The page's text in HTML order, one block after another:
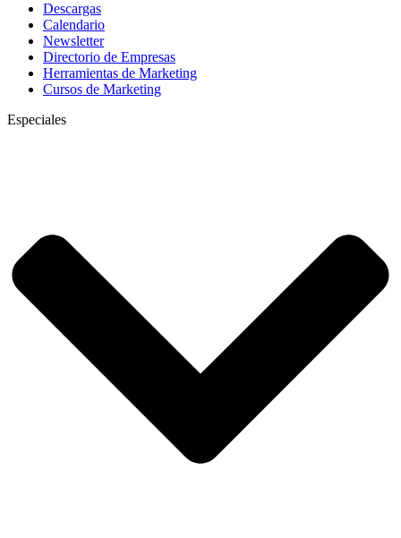
Descargas
Calendario
Newsletter
Directorio de Empresas
Herramientas de Marketing
Cursos de Marketing
Especiales